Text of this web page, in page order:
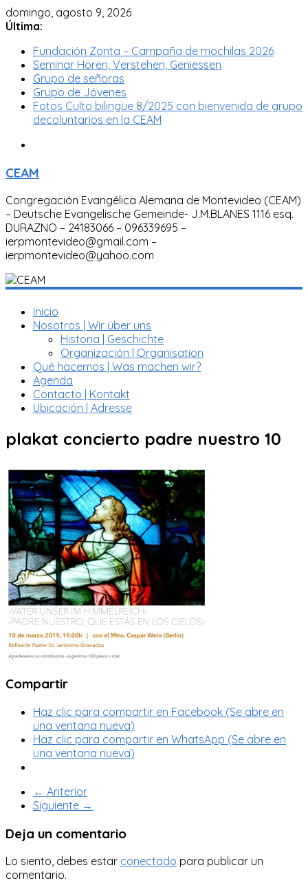
domingo, agosto 9, 2026
Última:
Fundación Zonta – Campaña de mochilas 2026
Seminar Hören, Verstehen, Geniessen
Grupo de señoras
Grupo de Jóvenes
Fotos Culto bilingüe 8/2025 con bienvenida de grupo
decoluntarios en la CEAM
CEAM
Congregación Evangélica Alemana de Montevideo (CEAM)
– Deutsche Evangelische Gemeinde- J.M.BLANES 1116 esq.
DURAZNO – 24183066 – 096339695 –
ierpmontevideo@gmail.com –
ierpmontevideo@yahoo.com
Inicio
Nosotros | Wir über uns
Historia | Geschichte
Organización | Organisation
Qué hacemos | Was machen wir?
Agenda
Contacto | Kontakt
Ubicación | Adresse
plakat concierto padre nuestro 10
Compartir
Haz clic para compartir en Facebook (Se abre en
una ventana nueva)
Haz clic para compartir en WhatsApp (Se abre en
una ventana nueva)
← Anterior
Siguiente →
Deja un comentario
Lo siento, debes estar conectado para publicar un
comentario.